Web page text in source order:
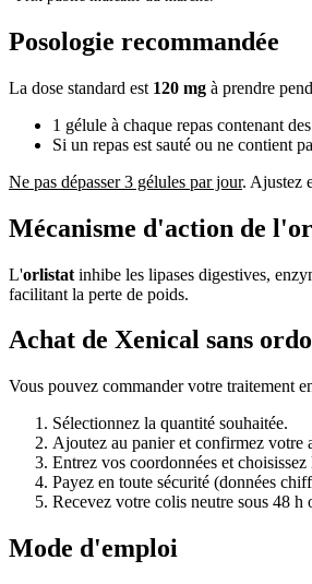
Posologie recommandée
La dose standard est 120 mg à prendre
1 gélule à chaque repas contenant
Si un repas est sauté ou ne contient
Ne pas dépasser 3 gélules par jour. Ajustez
Mécanisme d'action de
L'orlistat inhibe les lipases digestives,
facilitant la perte de poids.
Achat de Xenical sans
Vous pouvez commander votre traitement
Sélectionnez la quantité souhaitée.
Ajoutez au panier et confirmez votre
Entrez vos coordonnées et
Payez en toute sécurité (données
Recevez votre colis neutre sous 48 h
Mode d'emploi